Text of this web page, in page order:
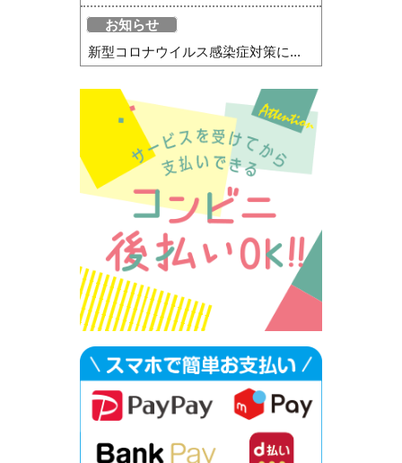
お知らせ
新型コロナウイルス感染症対策に...